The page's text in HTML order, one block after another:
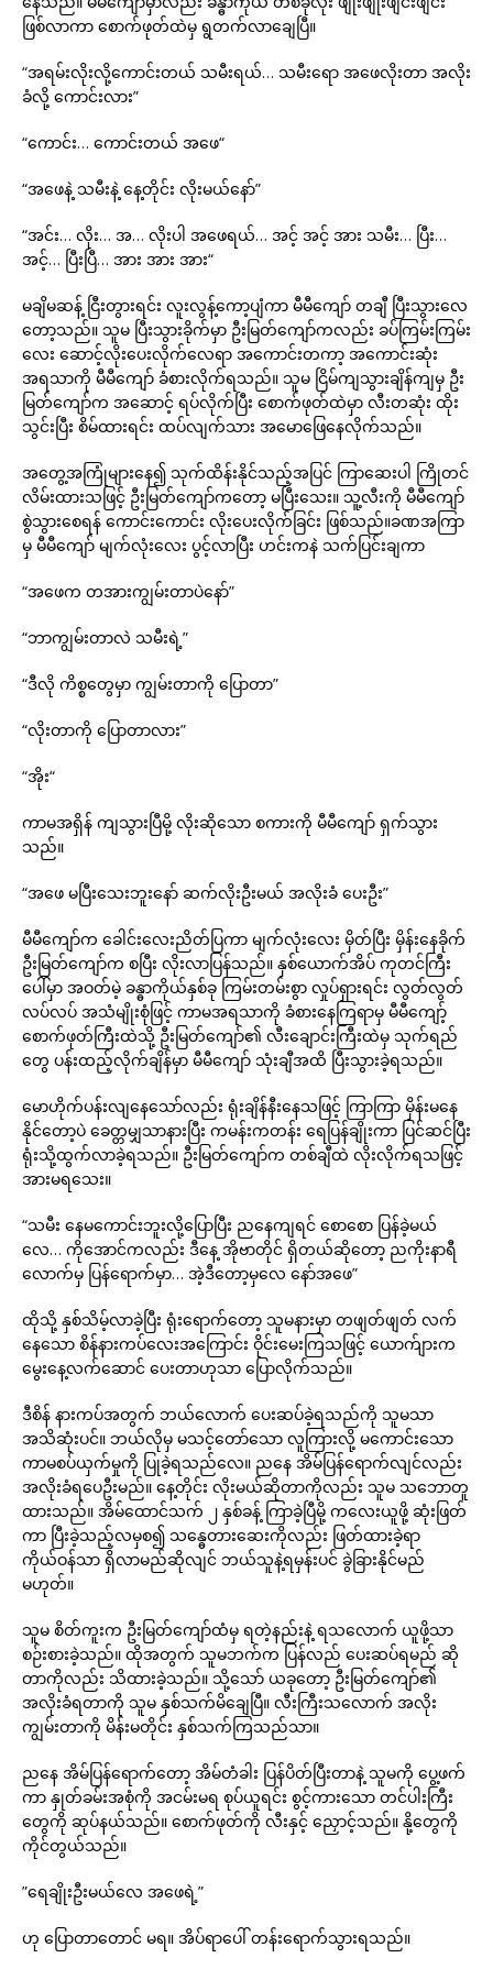
ဖြစ်လာကာ စောက်ဖုတ်ထဲမှ ရွတက်လာချေပြီ။
“အရမ်းလိုးလို့ကောင်းတယ် သမီးရယ်… သမီးရော အဖေလိုးတာ အလိုး
ခံလို့ ကောင်းလား”
“ကောင်း… ကောင်းတယ် အဖေ“
“အဖေနဲ့ သမီးနဲ့ နေ့တိုင်း လိုးမယ်နော်”
“အင်း… လိုး… အ… လိုးပါ အဖေရယ်… အင့် အင့် အား သမီး… ပြီး…
အင့်… ပြီးပြီ… အား အား အား“
မချိမဆန့် ငြီးတွားရင်း လူးလွန့်ကော့ပျံကာ မီမီကျော် တချီ ပြီးသွားလေ
တော့သည်။ သူမ ပြီးသွားခိုက်မှာ ဦးမြတ်ကျော်ကလည်း ခပ်ကြမ်းကြမ်း
လေး ဆောင့်လိုးပေးလိုက်လေရာ အကောင်းတကာ့ အကောင်းဆုံး
အရသာကို မီမီကျော် ခံစားလိုက်ရသည်။ သူမ ငြိမ်ကျသွားချိန်ကျမှ ဦး
မြတ်ကျော်က အဆောင့် ရပ်လိုက်ပြီး စောက်ဖုတ်ထဲမှာ လီးတဆုံး ထိုး
သွင်းပြီး စိမ်ထားရင်း ထပ်လျက်သား အမောဖြေနေလိုက်သည်။
အတွေ့အကြုံများနေ၍ သုက်ထိန်းနိုင်သည့်အပြင် ကြာဆေးပါ ကြိုတင်
လိမ်းထားသဖြင့် ဦးမြတ်ကျော်ကတော့ မပြီးသေး။ သူ့လီးကို မီမီကျော်
စွဲသွားစေရန် ကောင်းကောင်း လိုးပေးလိုက်ခြင်း ဖြစ်သည်။ခဏအကြာ
မှ မီမီကျော် မျက်လုံးလေး ပွင့်လာပြီး ဟင်းကနဲ သက်ပြင်းချကာ
“အဖေက တအားကျွမ်းတာပဲနော်”
“ဘာကျွမ်းတာလဲ သမီးရဲ့”
“ဒီလို ကိစ္စတွေမှာ ကျွမ်းတာကို ပြောတာ”
“လိုးတာကို ပြောတာလား”
“အိုး“
ကာမအရှိန် ကျသွားပြီမို့ လိုးဆိုသော စကားကို မီမီကျော် ရှက်သွား
သည်။
“အဖေ မပြီးသေးဘူးနော် ဆက်လိုးဦးမယ် အလိုးခံ ပေးဦး”
မီမီကျော်က ခေါင်းလေးညိတ်ပြကာ မျက်လုံးလေး မှိတ်ပြီး မှိန်းနေခိုက်
ဦးမြတ်ကျော်က စပြီး လိုးလာပြန်သည်။ နှစ်ယောက်အိပ် ကုတင်ကြီး
ပေါ်မှာ အဝတ်မဲ့ ခန္ဓာကိုယ်နှစ်ခု ကြမ်းတမ်းစွာ လှုပ်ရှားရင်း လွတ်လွတ်
လပ်လပ် အသံမျိုးစုံဖြင့် ကာမအရသာကို ခံစားနေကြရာမှ မီမီကျော့်
စောက်ဖုတ်ကြီးထဲသို့ ဦးမြတ်ကျော်၏ လီးချောင်းကြီးထဲမှ သုက်ရည်
တွေ ပန်းထည့်လိုက်ချိန်မှာ မီမီကျော် သုံးချီအထိ ပြီးသွားခဲ့ရသည်။
မောဟိုက်ပန်းလျနေသော်လည်း ရုံးချိန်နီးနေသဖြင့် ကြာကြာ မှိန်းမနေ
နိုင်တော့ပဲ ခေတ္တမျှသာနားပြီး ကမန်းကတန်း ရေပြန်ချိုးကာ ပြင်ဆင်ပြီး
ရုံးသို့ထွက်လာခဲ့ရသည်။ ဦးမြတ်ကျော်က တစ်ချီထဲ လိုးလိုက်ရသဖြင့်
အားမရသေး။
“သမီး နေမကောင်းဘူးလို့ပြောပြီး ညနေကျရင် စောစော ပြန်ခဲ့မယ်
လေ… ကိုအောင်ကလည်း ဒီနေ့ အိုဗာတိုင် ရှိတယ်ဆိုတော့ ညကိုးနာရီ
လောက်မှ ပြန်ရောက်မှာ… အဲ့ဒီတော့မှလေ နော်အဖေ”
ထိုသို့ နှစ်သိမ့်လာခဲ့ပြီး ရုံးရောက်တော့ သူမနားမှာ တဖျတ်ဖျတ် လက်
နေသော စိန်နားကပ်လေးအကြောင်း ဝိုင်းမေးကြသဖြင့် ယောက်ျားက
မွေးနေ့လက်ဆောင် ပေးတာဟုသာ ပြောလိုက်သည်။
ဒီစိန် နားကပ်အတွက် ဘယ်လောက် ပေးဆပ်ခဲ့ရသည်ကို သူမသာ
အသိဆုံးပင်။ ဘယ်လိုမှ မသင့်တော်သော လူကြားလို့ မကောင်းသော
ကာမစပ်ယှက်မှုကို ပြုခဲ့ရသည်လေ။ ညနေ အိမ်ပြန်ရောက်လျင်လည်း
အလိုးခံရပေဦးမည်။ နေ့တိုင်း လိုးမယ်ဆိုတာကိုလည်း သူမ သဘောတူ
ထားသည်။ အိမ်ထောင်သက် ၂ နှစ်ခန့် ကြာခဲ့ပြီမို့ ကလေးယူဖို့ ဆုံးဖြတ်
ကာ ပြီးခဲ့သည့်လမှစ၍ သန္ဓေတားဆေးကိုလည်း ဖြတ်ထားခဲ့ရာ
ကိုယ်ဝန်သာ ရှိလာမည်ဆိုလျင် ဘယ်သူနဲ့ရမှန်းပင် ခွဲခြားနိုင်မည်
မဟုတ်။
သူမ စိတ်ကူးက ဦးမြတ်ကျော်ထံမှ ရတဲ့နည်းနဲ့ ရသလောက် ယူဖို့သာ
စဉ်းစားခဲ့သည်။ ထိုအတွက် သူမဘက်က ပြန်လည် ပေးဆပ်ရမည် ဆို
တာကိုလည်း သိထားခဲ့သည်။ သို့သော် ယခုတော့ ဦးမြတ်ကျော်၏
အလိုးခံရတာကို သူမ နှစ်သက်မိချေပြီ။ လီးကြီးသလောက် အလိုး
ကျွမ်းတာကို မိန်းမတိုင်း နှစ်သက်ကြသည်သာ။
ညနေ အိမ်ပြန်ရောက်တော့ အိမ်တံခါး ပြန်ပိတ်ပြီးတာနဲ့ သူမကို ပွေ့ဖက်
ကာ နှုတ်ခမ်းအစုံကို အငမ်းမရ စုပ်ယူရင်း စွင့်ကားသော တင်ပါးကြီး
တွေကို ဆုပ်နယ်သည်။ စောက်ဖုတ်ကို လီးနှင့် ညှောင့်သည်။ နို့တွေကို
ကိုင်တွယ်သည်။
”ရေချိုးဦးမယ်လေ အဖေရဲ့”
ဟု ပြောတာတောင် မရ။ အိပ်ရာပေါ် တန်းရောက်သွားရသည်။